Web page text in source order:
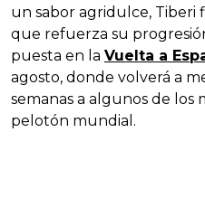
un sabor agridulce, Tiberi
que refuerza su
puesta en la Vuelta a
agosto, donde volverá a
semanas a algunos de los
pelotón mundial.